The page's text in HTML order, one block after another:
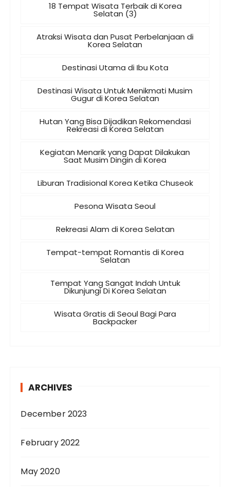
18 Tempat Wisata Terbaik di Korea
Selatan (3)
Atraksi Wisata dan Pusat Perbelanjaan di
Korea Selatan
Destinasi Utama di Ibu Kota
Destinasi Wisata Untuk Menikmati Musim
Gugur di Korea Selatan
Hutan Yang Bisa Dijadikan Rekomendasi
Rekreasi di Korea Selatan
Kegiatan Menarik yang Dapat Dilakukan
Saat Musim Dingin di Korea
Liburan Tradisional Korea Ketika Chuseok
Pesona Wisata Seoul
Rekreasi Alam di Korea Selatan
Tempat-tempat Romantis di Korea
Selatan
Tempat Yang Sangat Indah Untuk
Dikunjungi Di Korea Selatan
Wisata Gratis di Seoul Bagi Para
Backpacker
ARCHIVES
December 2023
February 2022
May 2020